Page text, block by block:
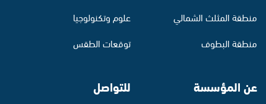
منطقة المثلث الشمالي
منطقة البطوف
علوم وتكنولوجيا
توقعات الطقس
عن المؤسسة للتواصل